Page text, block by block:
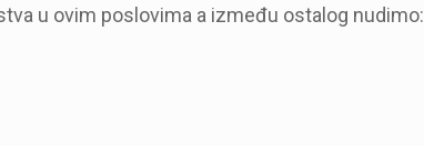
u ovim poslovima a između ostalog nudimo: